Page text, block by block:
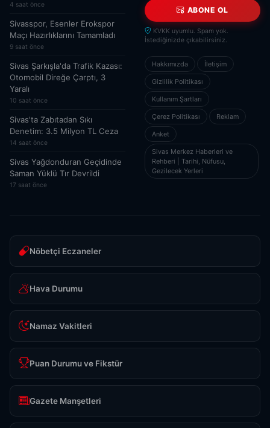
4 saat önce
Sivasspor, Esenler Erokspor
Maçı Hazırlıklarını Tamamladı
9 saat önce
Sivas Şarkışla'da Trafik Kazası:
Otomobil Direğe Çarptı, 3
Yaralı
10 saat önce
Sivas'ta Zabıtadan Sıkı
Denetim: 3.5 Milyon TL Ceza
14 saat önce
Sivas Yağdonduran Geçidinde
Saman Yüklü Tır Devrildi
17 saat önce
ABONE OL
KVKK uyumlu. Spam yok.
İstediğinizde çıkabilirsiniz.
Hakkımızda İletişim
Gizlilik Politikası
Kullanım Şartları
Çerez Politikası Reklam
Anket
Sivas Merkez Haberleri ve
Rehberi | Tarihi, Nüfusu,
Gezilecek Yerleri
Nöbetçi Eczaneler
Hava Durumu
Namaz Vakitleri
Puan Durumu ve Fikstür
Gazete Manşetleri